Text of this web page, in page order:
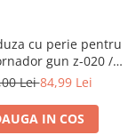
cu perie pentru
gun z-020 /
011
Lei84,99 Lei
IN COS